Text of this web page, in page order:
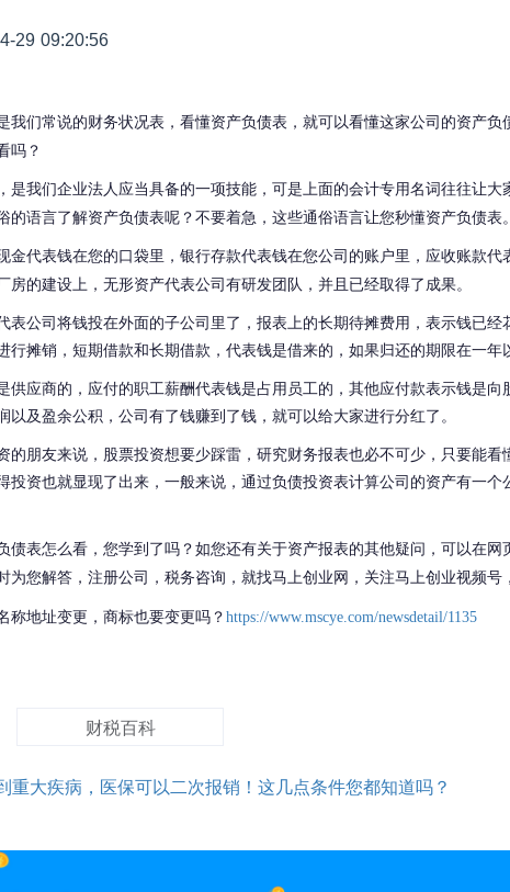
29 09:20:56
我们常说的财务状况表 ，看懂资产负债表，就可以看懂这家公司的资产
吗？
， 是我们企业法人应当具备的一项技能 ，可是上面的会计专用名词往往让
的语言了解资产负债表呢？不要着急，这些通俗语言让您秒懂资产负债表。
金代表钱在您的口袋里，银行存款代表钱在您公司的账户里，应收账款
房的建设上，无形资产代表公司有研发团队，并且已经取得了成果。
表公司将钱投在外面的子公司里了，报表上的长期待摊费用，表示钱已
行摊销，短期借款和长期借款，代表钱是借来的，如果归还的期限在一年
供应商的，应付的职工薪酬代表钱是占用员工的，其他应付款表示钱是
以及盈余公积，公司有了钱赚到了钱，就可以给大家进行分红了。
的朋友来说，股票投资想要少踩雷，研究财务报表也必不可少，只要能
投资也就显现了出来，一般来说，通过负债投资表计算公司的资产有一个
债表怎么看 ，您学到了吗？如您还有关于资产报表的其他疑问，可以在
为您解答 ， 注册公司 ， 税务咨询 ，就找马上创业网 ，关注马上创业视频号
称地址变更，商标也要变更吗？ https://www.mscye.com/newsdetail/1135
财税百科
重大疾病，医保可以二次报销！这几点条件您都知道吗？